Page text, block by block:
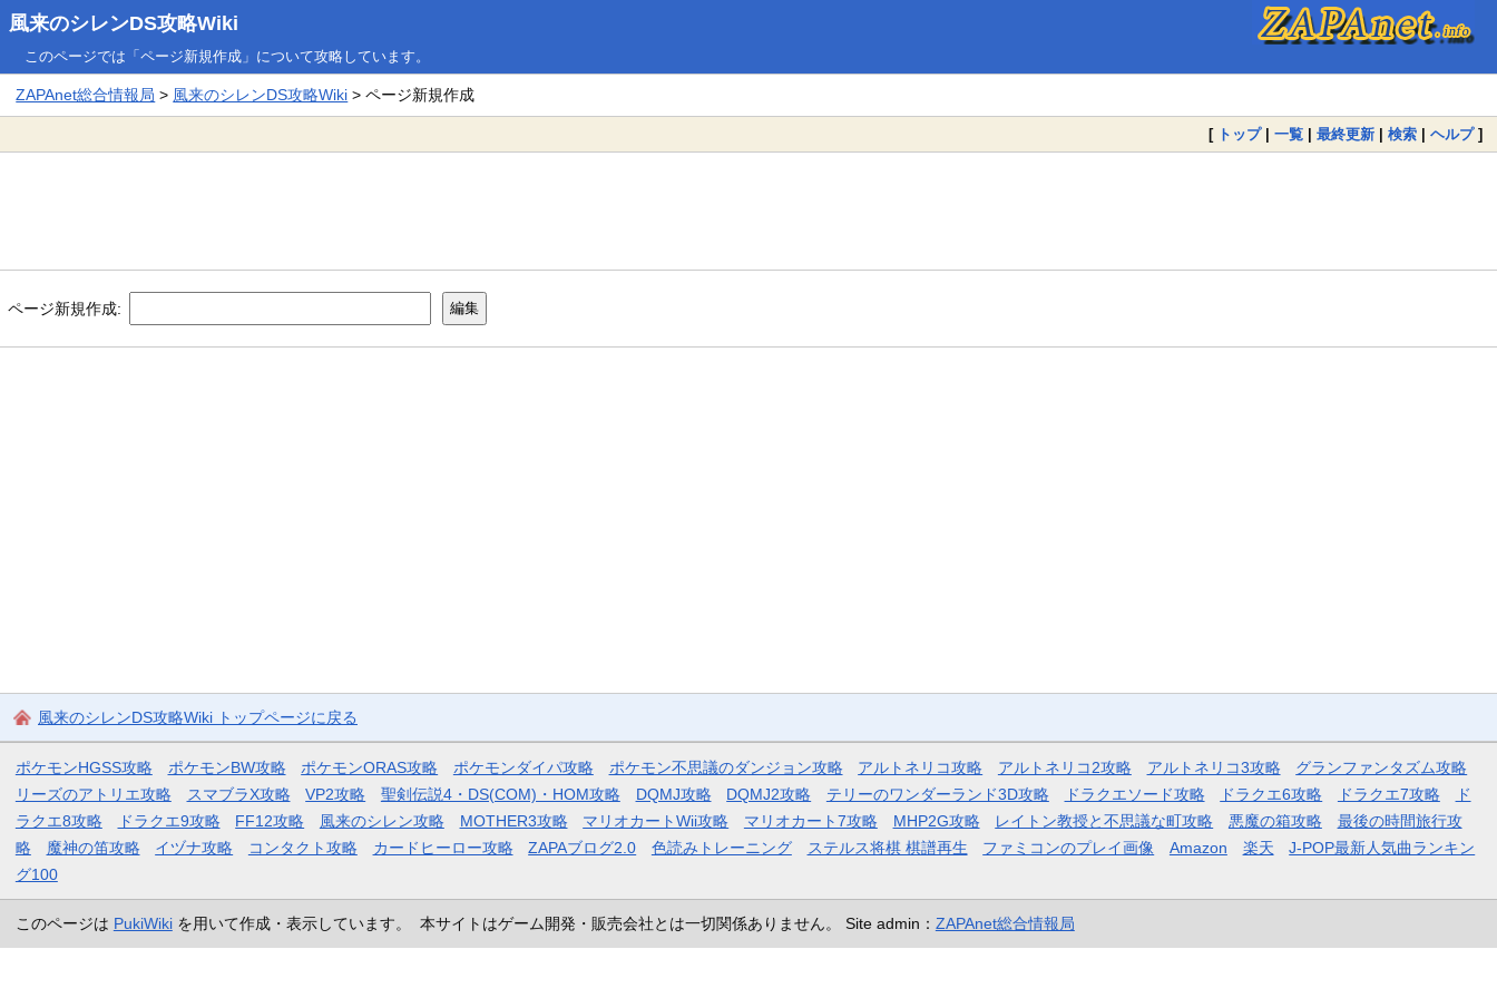
風来のシレンDS攻略Wiki
このページでは「ページ新規作成」について攻略しています。
ZAPAnet総合情報局 > 風来のシレンDS攻略Wiki > ページ新規作成
[ トップ| 一覧 | 最終更新 | 検索 | ヘルプ]
ページ新規作成:
風来のシレンDS攻略Wiki トップページに戻る
ポケモンHGSS攻略 ポケモンBW攻略 ポケモンORAS攻略 ポケモンダイパ攻略 ポケモン不思議のダンジョン攻略 アルトネリコ攻略 アルトネリコ2攻略 アルトネリコ3攻略
グランファンタズム攻略
リーズのアトリエ攻略
スマブラX攻略 VP2攻略 聖剣伝説4・DS(COM)・HOM攻略 DQMJ攻略 DQMJ2攻略 テリーのワンダーランド3D攻略 ドラクエソード攻略 ドラクエ6攻略 ドラクエ7攻略
ド
ラクエ8攻略
ドラクエ9攻略 FF12攻略 風来のシレン攻略 MOTHER3攻略 マリオカートWii攻略 マリオカート7攻略 MHP2G攻略 レイトン教授と不思議な町攻略 悪魔の箱攻略
最後の時間旅行攻
略
魔神の笛攻略 イヅナ攻略 コンタクト攻略 カードヒーロー攻略 ZAPAブログ2.0 色読みトレーニング ステルス将棋 棋譜再生 ファミコンのプレイ画像 Amazon 楽天
J-POP最新人気曲ランキン
グ100
このページは PukiWikiを用いて作成・表示しています。 本サイトはゲーム開発・販売会社とは一切関係ありません。 Site admin： ZAPAnet総合情報局